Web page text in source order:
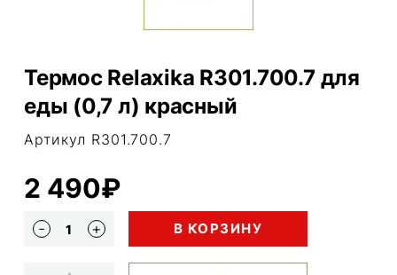
Термос Relaxika R301.700.7 для
еды (0,7 л) красный
Артикул R301.700.7
2 490₽
В КОРЗИНУ